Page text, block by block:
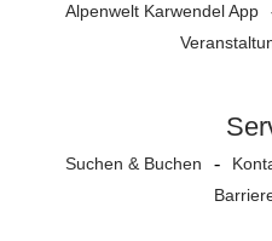
Alpenwelt Karwendel App
Suchen & Buchen